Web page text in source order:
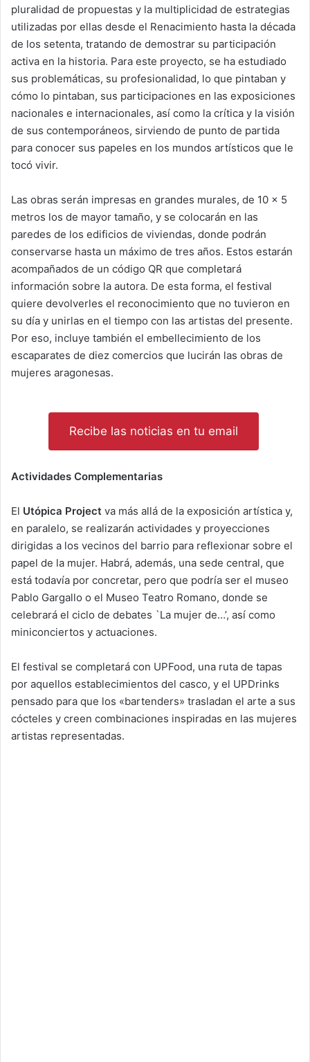
pluralidad de propuestas y la multiplicidad de estrategias
utilizadas por ellas desde el Renacimiento hasta la década
de los setenta, tratando de demostrar su participación
activa en la historia. Para este proyecto, se ha estudiado
sus problemáticas, su profesionalidad, lo que pintaban y
cómo lo pintaban, sus participaciones en las exposiciones
nacionales e internacionales, así como la crítica y la visión
de sus contemporáneos, sirviendo de punto de partida
para conocer sus papeles en los mundos artísticos que le
tocó vivir.
Las obras serán impresas en grandes murales, de 10 x 5
metros los de mayor tamaño, y se colocarán en las
paredes de los edificios de viviendas, donde podrán
conservarse hasta un máximo de tres años. Estos estarán
acompañados de un código QR que completará
información sobre la autora. De esta forma, el festival
quiere devolverles el reconocimiento que no tuvieron en
su día y unirlas en el tiempo con las artistas del presente.
Por eso, incluye también el embellecimiento de los
escaparates de diez comercios que lucirán las obras de
mujeres aragonesas.
Recibe las noticias en tu email
Actividades Complementarias
El Utópica Project va más allá de la exposición artística y,
en paralelo, se realizarán actividades y proyecciones
dirigidas a los vecinos del barrio para reflexionar sobre el
papel de la mujer. Habrá, además, una sede central, que
está todavía por concretar, pero que podría ser el museo
Pablo Gargallo o el Museo Teatro Romano, donde se
celebrará el ciclo de debates `La mujer de…’, así como
miniconciertos y actuaciones.
El festival se completará con UPFood, una ruta de tapas
por aquellos establecimientos del casco, y el UPDrinks
pensado para que los «bartenders» trasladan el arte a sus
cócteles y creen combinaciones inspiradas en las mujeres
artistas representadas.